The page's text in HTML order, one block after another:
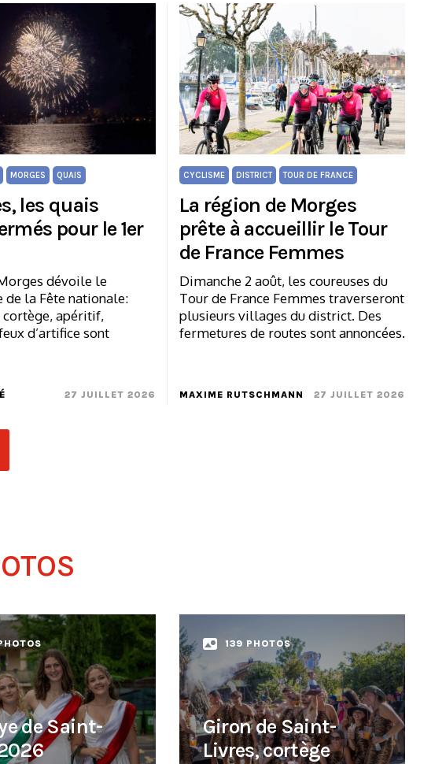
MORGES QUAIS
les quais
pour le 1er
dévoile le
la Fête nationale:
apéritif,
d’artifice sont
27 JUILLET 2026
CYCLISME DISTRICT TOUR DE FRANCE
La région de Morges
prête à accueillir le Tour
de France Femmes
Dimanche 2 août, les coureuses du
Tour de France Femmes traverseront
plusieurs villages du district. Des
fermetures de routes sont annoncées.
MAXIME RUTSCHMANN 27 JUILLET 2026
de Saint-
139 PHOTOS
Giron de Saint-
Livres, cortège